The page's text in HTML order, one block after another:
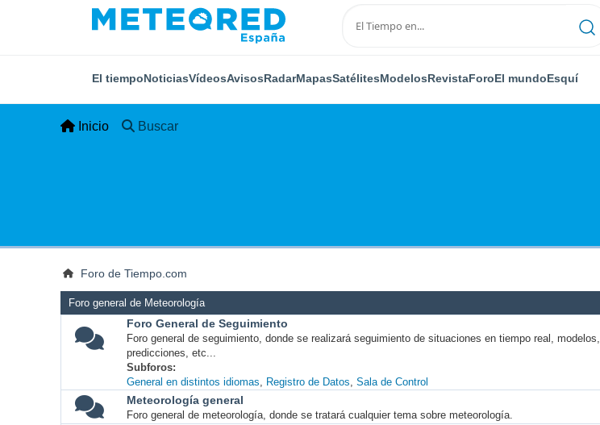
El tiempoNoticiasVídeosAvisosRadarMapasSatélitesModelosRevistaForoEl mundoEsquí
Inicio Buscar
Foro de Tiempo.com
Foro general de Meteorología
Foro General de Seguimiento
Foro general de seguimiento, donde se realizará seguimiento de situaciones en tiempo real, modelos,
predicciones, etc...
Subforos
General en distintos idiomas
Registro de Datos Sala de Control
Meteorología general
Foro general de meteorología, donde se tratará cualquier tema sobre meteorología.